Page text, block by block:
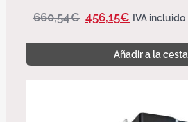
660,54€ 456,15€ IVA incluido
Añadir a la cesta